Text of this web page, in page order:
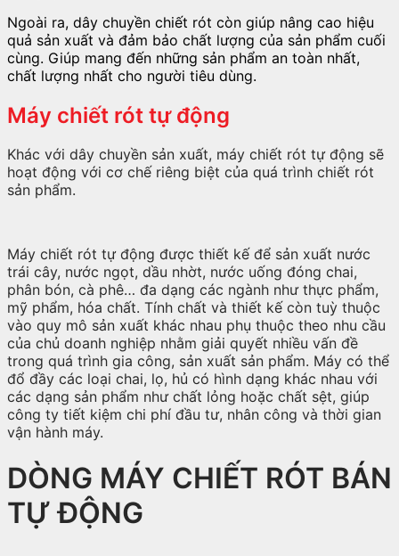
Ngoài ra, dây chuyền chiết rót còn giúp nâng cao hiệu
quả sản xuất và đảm bảo chất lượng của sản phẩm cuối
cùng. Giúp mang đến những sản phẩm an toàn nhất,
chất lượng nhất cho người tiêu dùng.
Máy chiết rót tự động
Khác với dây chuyền sản xuất, máy chiết rót tự động sẽ
hoạt động với cơ chế riêng biệt của quá trình chiết rót
sản phẩm.
Máy chiết rót tự động được thiết kế để sản xuất nước
trái cây, nước ngọt, dầu nhờt, nước uống đóng chai,
phân bón, cà phê… đa dạng các ngành như thực phẩm,
mỹ phẩm, hóa chất. Tính chất và thiết kế còn tuỳ thuộc
vào quy mô sản xuất khác nhau phụ thuộc theo nhu cầu
của chủ doanh nghiệp nhằm giải quyết nhiều vấn đề
trong quá trình gia công, sản xuất sản phẩm. Máy có thể
đổ đầy các loại chai, lọ, hủ có hình dạng khác nhau với
các dạng sản phẩm như chất lỏng hoặc chất sệt, giúp
công ty tiết kiệm chi phí đầu tư, nhân công và thời gian
vận hành máy.
DÒNG MÁY CHIẾT RÓT BÁN
TỰ ĐỘNG